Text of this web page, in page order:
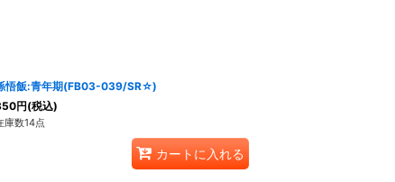
悟飯:青年期(FB03-039/SR☆)
円(税込)
庫数14点
カートに入れる